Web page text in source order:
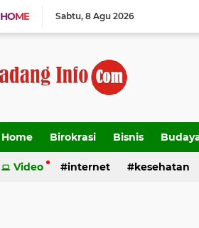
HOME Sabtu 8 Agu 2026
Home Birokrasi Bisnis
Transportasi
Video internet kesehatan